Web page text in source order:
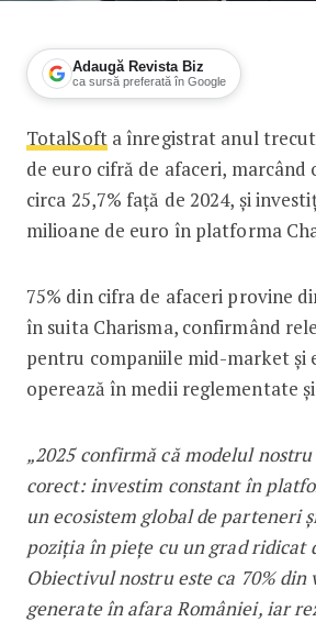
Adaugă Revista Biz
ca sursă preferată în Google
Afacerile TotalSoft, în
TotalSofta înregistrat anul
de euro cifră de afaceri, marcând
circa 25,7% față de 2024, și
milioane de euro în platforma
75% din cifra de afaceri provine
în suita Charisma, confirmând
pentru companiile mid-market și
operează în medii reglementate
„2025 confirmă că modelul
corect: investim constant în
un ecosistem global de parteneri
poziția în piețe cu un grad ridicat
Obiectivul nostru este ca 70%
generate în afara României, iar